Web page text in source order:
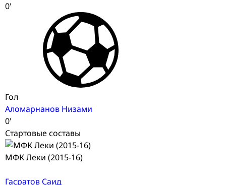
0'
Гол
Аломарнанов Низами
0'
Стартовые составы
МФК Леки (2015-16)
Гасратов Саид